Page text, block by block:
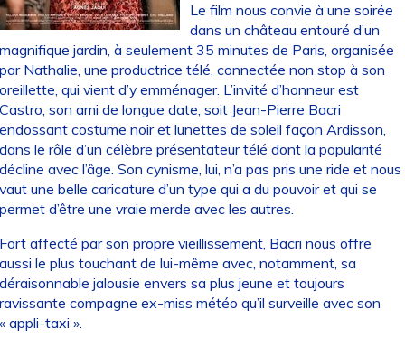
Le film nous convie à une soirée
dans un château entouré d’un
jardin, à seulement 35 minutes de Paris, organisée
Nathalie, une productrice télé, connectée non stop à son
qui vient d’y emménager. L’invité d’honneur est
son ami de longue date, soit Jean-Pierre Bacri
costume noir et lunettes de soleil façon Ardisson,
le rôle d’un célèbre présentateur télé dont la popularité
avec l’âge. Son cynisme, lui, n’a pas pris une ride et nous
une belle caricature d’un type qui a du pouvoir et qui se
d’être une vraie merde avec les autres.
affecté par son propre vieillissement, Bacri nous offre
le plus touchant de lui-même avec, notamment, sa
jalousie envers sa plus jeune et toujours
compagne ex-miss météo qu’il surveille avec son
appli-taxi ».